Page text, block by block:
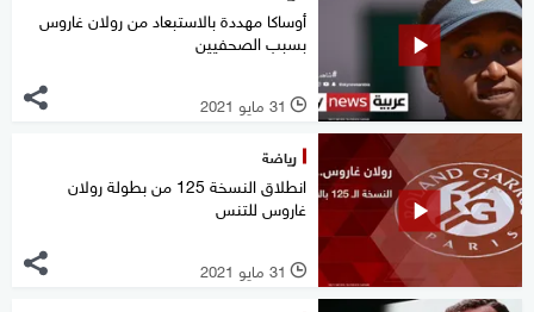
أوساكا مهددة بالاستبعاد من رولان غاروس
بسبب الصحفيين
l 31 مايو 2021
رياضة
انطلاق النسخة 125 من بطولة رولان
غاروس للتنس
l 31 مايو 2021